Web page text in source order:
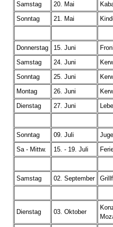
Samstag
20. Mai
Sonntag
21. Mai
Donnerstag 15. Juni
Samstag
24. Juni
Sonntag
25. Juni
Montag
26. Juni
Dienstag
27. Juni
Sonntag 09. Juli
Sa - Mittw.
15. - 19. Juli
Samstag 02. September
Dienstag 03. Oktober